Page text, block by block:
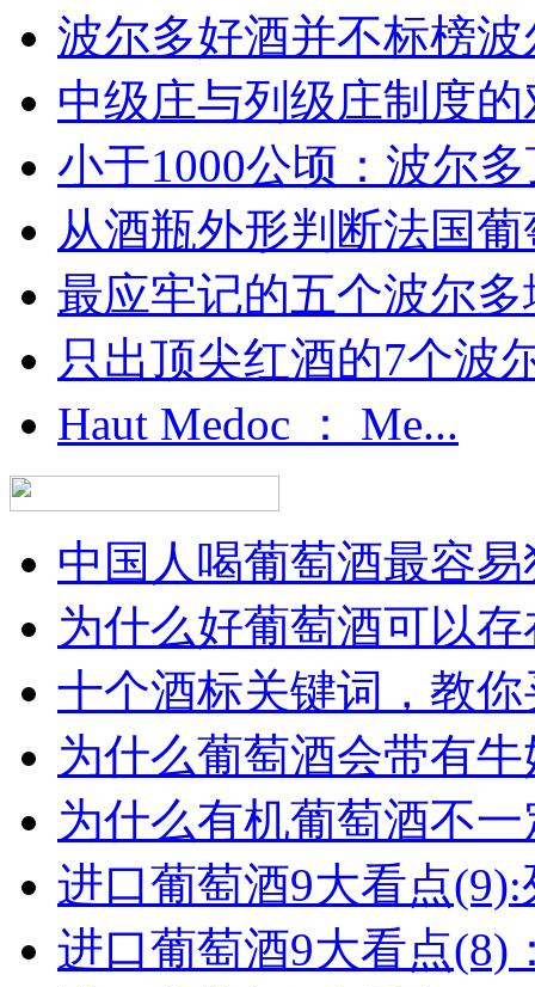
波尔多好酒并不标榜
中级庄与列级庄制度
小于1000公顷：波尔
从酒瓶外形判断法国
最应牢记的五个波尔多
只出顶尖红酒的7个波
Haut Medoc ： Me...
中国人喝葡萄酒最容
为什么好葡萄酒可以
十个酒标关键词，教
为什么葡萄酒会带有
为什么有机葡萄酒不
进口葡萄酒9大看点(9):
进口葡萄酒9大看点(8)